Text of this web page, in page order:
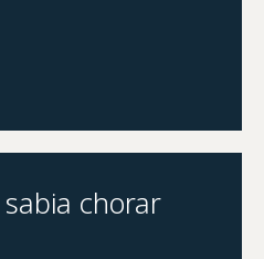
chorar